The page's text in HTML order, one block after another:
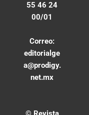
55 46 24
00/01
Correo:
editorialge
a@prodigy.
net.mx